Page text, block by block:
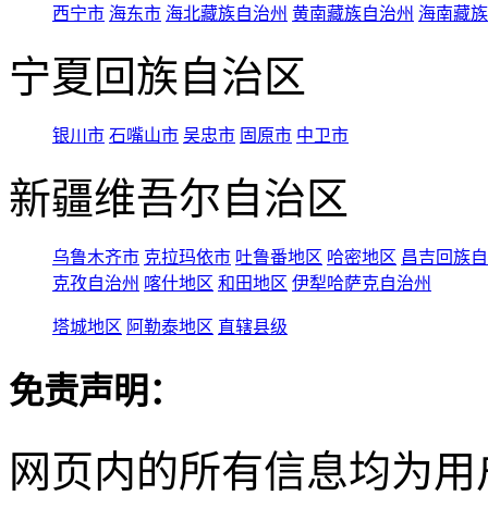
西宁市 海东市 海北藏族自治州 黄南藏族自治州 海南藏
宁夏回族自治区
银川市 石嘴山市 吴忠市 固原市 中卫市
新疆维吾尔自治区
乌鲁木齐市 克拉玛依市 吐鲁番地区 哈密地区 昌吉回族
克孜自治州 喀什地区 和田地区 伊犁哈萨克自治州
塔城地区 阿勒泰地区 直辖县级
免责声明：
网页内的所有信息均为